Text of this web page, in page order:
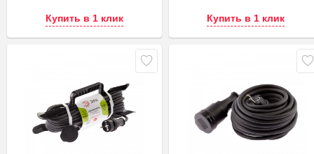
Купить в 1 клик Купить в 1 клик